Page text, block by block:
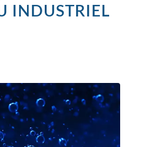
INDUSTRIEL